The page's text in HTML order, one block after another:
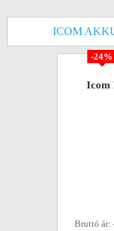
ICOM
-24%
Icom
Bruttó ár: